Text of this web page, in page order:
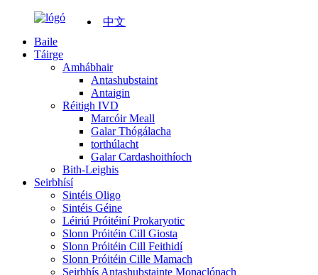
Baile
Táirge
Amhábhair
Antashubstaint
Antaigin
Réitigh IVD
Marcóir Meall
Galar Thógálacha
torthúlacht
Galar Cardashoithíoch
Bith-Leighis
Seirbhísí
Sintéis Oligo
Sintéis Géine
Léiriú Próitéiní Prokaryotic
Slonn Próitéin Cill Giosta
Slonn Próitéin Cill Feithidí
Slonn Próitéin Cille Mamach
Seirbhís Antashubstainte Monaclónach
中文